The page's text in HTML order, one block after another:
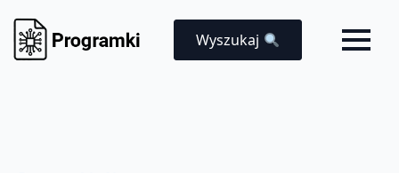
Wyszukaj